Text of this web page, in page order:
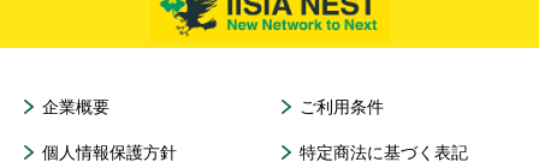
企業概要 ご利用条件
個人情報保護方針 特定商法に基づく表記